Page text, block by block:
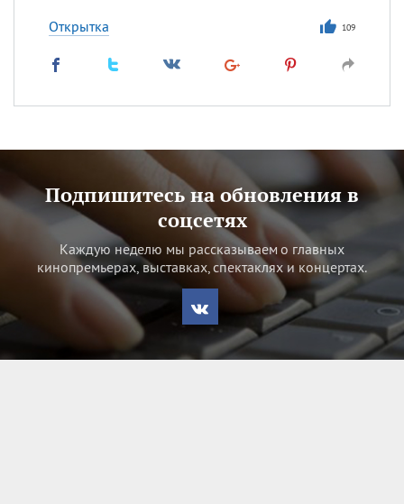
Открытка 109
Подпишитесь на обновления в
соцсетях
Каждую неделю мы рассказываем о главных
кинопремьерах, выставках, спектаклях и концертах.